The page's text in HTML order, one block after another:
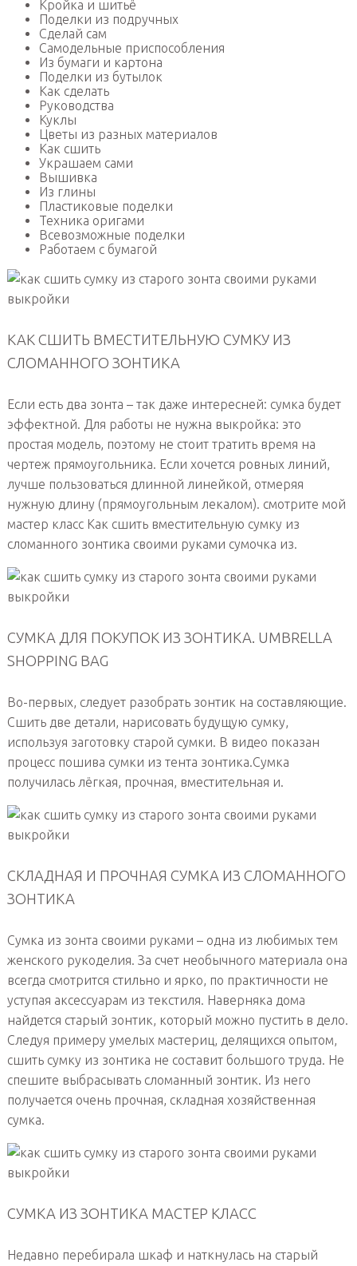
Кройка и шитьё
Поделки из подручных
Сделай сам
Самодельные приспособления
Из бумаги и картона
Поделки из бутылок
Как сделать
Руководства
Куклы
Цветы из разных материалов
Как сшить
Украшаем сами
Вышивка
Из глины
Пластиковые поделки
Техника оригами
Всевозможные поделки
Работаем с бумагой
КАК СШИТЬ ВМЕСТИТЕЛЬНУЮ СУМКУ ИЗ
СЛОМАННОГО ЗОНТИКА
Если есть два зонта – так даже интересней: сумка будет
эффектной. Для работы не нужна выкройка: это
простая модель, поэтому не стоит тратить время на
чертеж прямоугольника. Если хочется ровных линий,
лучше пользоваться длинной линейкой, отмеряя
нужную длину (прямоугольным лекалом). смотрите мой
мастер класс Как сшить вместительную сумку из
сломанного зонтика своими руками сумочка из.
СУМКА ДЛЯ ПОКУПОК ИЗ ЗОНТИКА. UMBRELLA
SHOPPING BAG
Во-первых, следует разобрать зонтик на составляющие.
Сшить две детали, нарисовать будущую сумку,
используя заготовку старой сумки. В видео показан
процесс пошива сумки из тента зонтика.Сумка
получилась лёгкая, прочная, вместительная и.
СКЛАДНАЯ И ПРОЧНАЯ СУМКА ИЗ СЛОМАННОГО
ЗОНТИКА
Сумка из зонта своими руками – одна из любимых тем
женского рукоделия. За счет необычного материала она
всегда смотрится стильно и ярко, по практичности не
уступая аксессуарам из текстиля. Наверняка дома
найдется старый зонтик, который можно пустить в дело.
Следуя примеру умелых мастериц, делящихся опытом,
сшить сумку из зонтика не составит большого труда. Не
спешите выбрасывать сломанный зонтик. Из него
получается очень прочная, складная хозяйственная
сумка.
СУМКА ИЗ ЗОНТИКА МАСТЕР КЛАСС
Недавно перебирала шкаф и наткнулась на старый